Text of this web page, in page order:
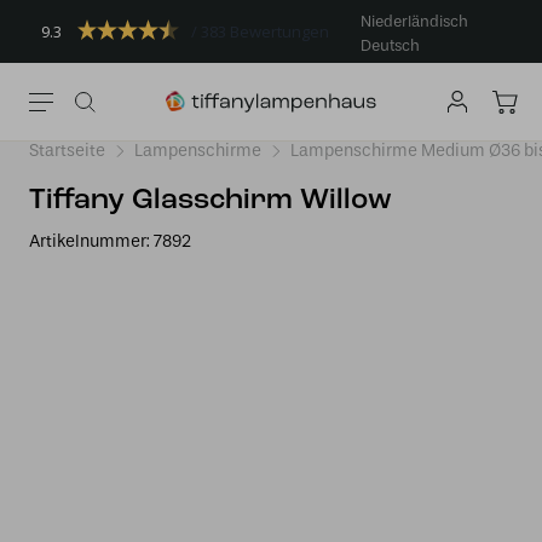
9.3
Niederländisch
Deutsch
Startseite Lampenschirme Lampenschirme Medium Ø36
Tiffany Glasschirm Willow
Artikelnummer: 7892